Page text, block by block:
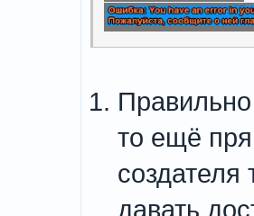
то ещё
создателя
давать